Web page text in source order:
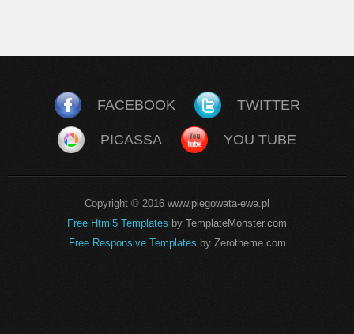
FACEBOOK TWITTER
PICASSA YOU TUBE
Copyright © 2016 www.piegowata-ewa.pl
Free Html5 Templates by TemplateMonster.com
Free Responsive Templates by Zerotheme.com